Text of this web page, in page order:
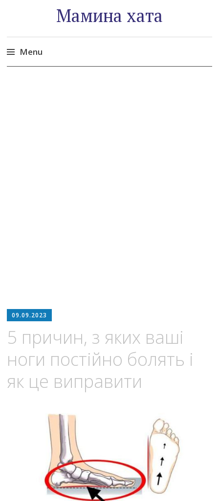
Мамина хата
Menu
09.09.2023
5 причин, з яких ваші
ноги постійно болять і
як це виправити